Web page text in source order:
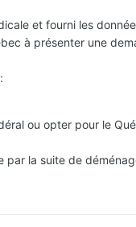
et fourni les
à présenter une
ou opter pour le
par la suite de